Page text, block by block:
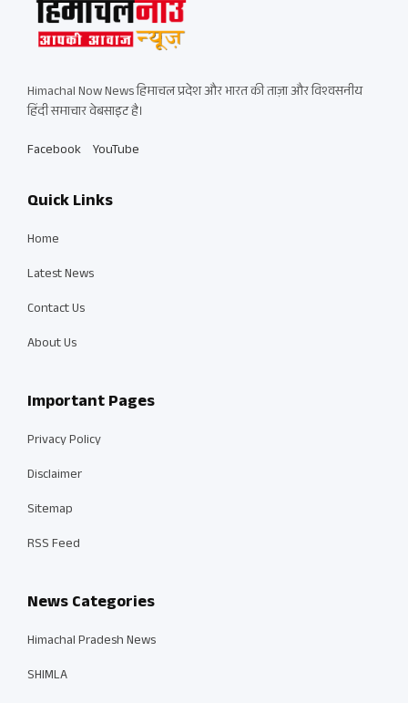
Himachal Now News हिमाचल प्रदेश और भारत की ताज़ा और विश्वसनीय
हिंदी समाचार वेबसाइट है।
Facebook YouTube
Quick Links
Home
Latest News
Contact Us
About Us
Important Pages
Privacy Policy
Disclaimer
Sitemap
RSS Feed
News Categories
Himachal Pradesh News
SHIMLA